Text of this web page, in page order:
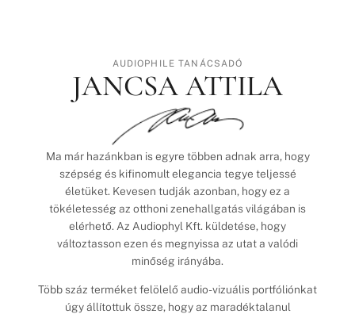
AUDIOPHILE TANÁCSADÓ
JANCSA ATTILA
Ma már hazánkban is egyre többen adnak arra, hogy
szépség és kifinomult elegancia tegye teljessé
életüket. Kevesen tudják azonban, hogy ez a
tökéletesség az otthoni zenehallgatás világában is
elérhető. Az Audiophyl Kft. küldetése, hogy
változtasson ezen és megnyissa az utat a valódi
minőség irányába.
Több száz terméket felölelő audio-vizuális portfóliónkat
úgy állítottuk össze, hogy az maradéktalanul